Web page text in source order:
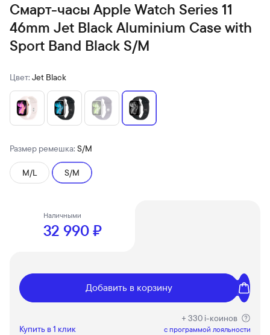
Смарт-часы Apple Watch Series 11
46mm Jet Black Aluminium Case with
Sport Band Black S/M
Цвет: Jet Black
Размер ремешка: S/M
M/L S/M
Наличными
32 990 ₽
Добавить в корзину
Купить в 1 клик
+ 330 i-коинов
c программой лояльности